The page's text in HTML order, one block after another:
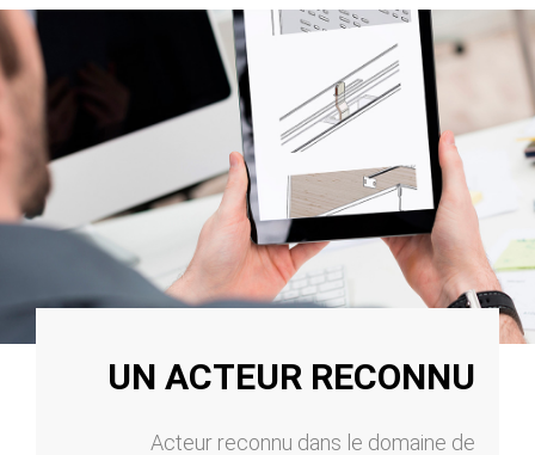
UN ACTEUR RECONNU
Acteur reconnu dans le domaine de